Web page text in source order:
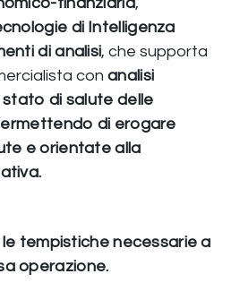
di Intelligenza
di analisi, che supporta
con analisi
di salute delle
di erogare
e orientate alla
tempistiche necessarie a
operazione.